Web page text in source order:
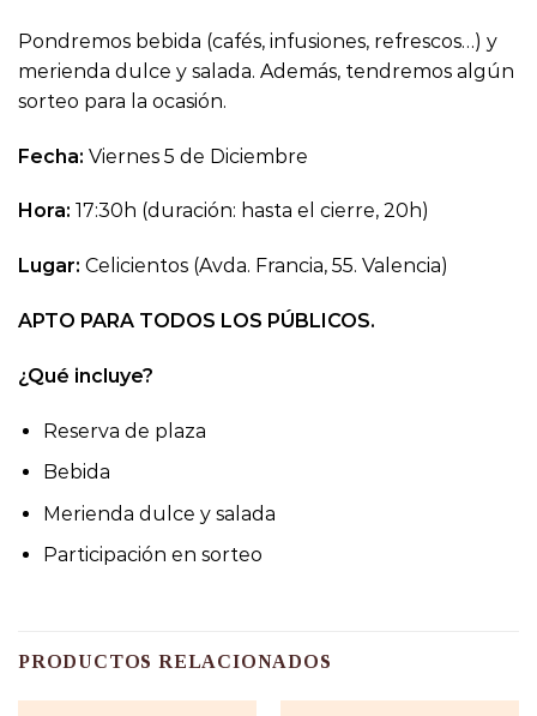
Pondremos bebida (cafés, infusiones, refrescos…) y
merienda dulce y salada. Además, tendremos algún
sorteo para la ocasión.
Fecha: Viernes 5 de Diciembre
Hora: 17:30h (duración: hasta el cierre, 20h)
Lugar: Celicientos (Avda. Francia, 55. Valencia)
APTO PARA TODOS LOS PÚBLICOS.
¿Qué incluye?
Reserva de plaza
Bebida
Merienda dulce y salada
Participación en sorteo
PRODUCTOS RELACIONADOS